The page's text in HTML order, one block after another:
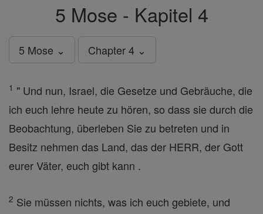
5 Mose - Kapitel 4
5 Mose ⌄ Chapter 4 ⌄
1 " Und nun, Israel, die Gesetze und Gebräuche, die
ich euch lehre heute zu hören, so dass sie durch die
Beobachtung, überleben Sie zu betreten und in
Besitz nehmen das Land, das der HERR, der Gott
eurer Väter, euch gibt kann .
2 Sie müssen nichts, was ich euch gebiete, und